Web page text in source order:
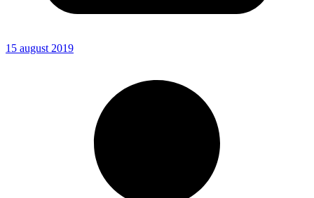
15 august 2019